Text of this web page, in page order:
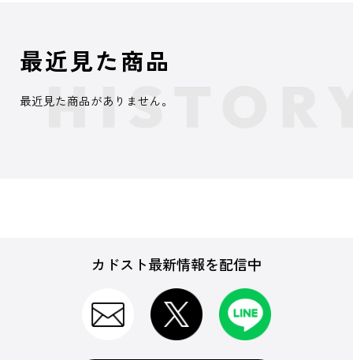
最近見た商品
最近見た商品がありません。
カドスト最新情報を配信中